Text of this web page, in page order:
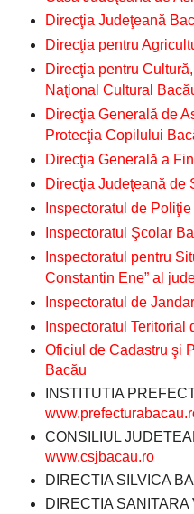
Direcţia Judeţeană
Direcţia pentru
Direcţia pentru
Naţional Cultural
Direcţia Generală de
Protecţia Copilului
Direcţia Generală a
Direcţia Judeţeană de
Inspectoratul de
Inspectoratul Şcolar
Inspectoratul pentru
Constantin Ene” al
Inspectoratul de
Inspectoratul Teritorial
Oficiul de Cadastru şi
Bacău
INSTITUTIA
CONSILIUL
www.csjbacau.ro
DIRECTIA SILVICA
DIRECTIA